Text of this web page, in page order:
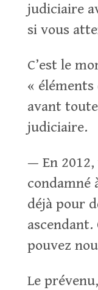
judiciaire
si vous
C’est le
«
avant
judiciaire.
— En 2012,
condamné
déjà pour
ascendant.
pouvez
Le